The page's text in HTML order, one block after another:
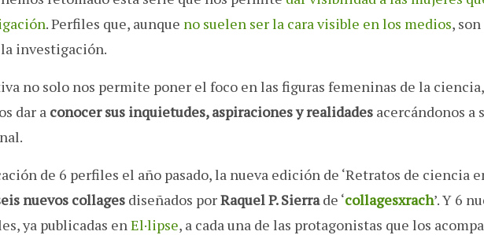
. Perfiles que, aunque no suelen ser la cara visible en los medios, son
investigación.
no solo nos permite poner el foco en las figuras femeninas de la
dar a conocer sus inquietudes, aspiraciones y realidades acercándonos a
de 6 perfiles el año pasado, la nueva edición de ‘Retratos de ciencia
nuevos collages diseñados porRaquel P. Sierrade ‘collagesxrach’. Y 6
ya publicadas enEl·lipse, a cada una de las protagonistas que los